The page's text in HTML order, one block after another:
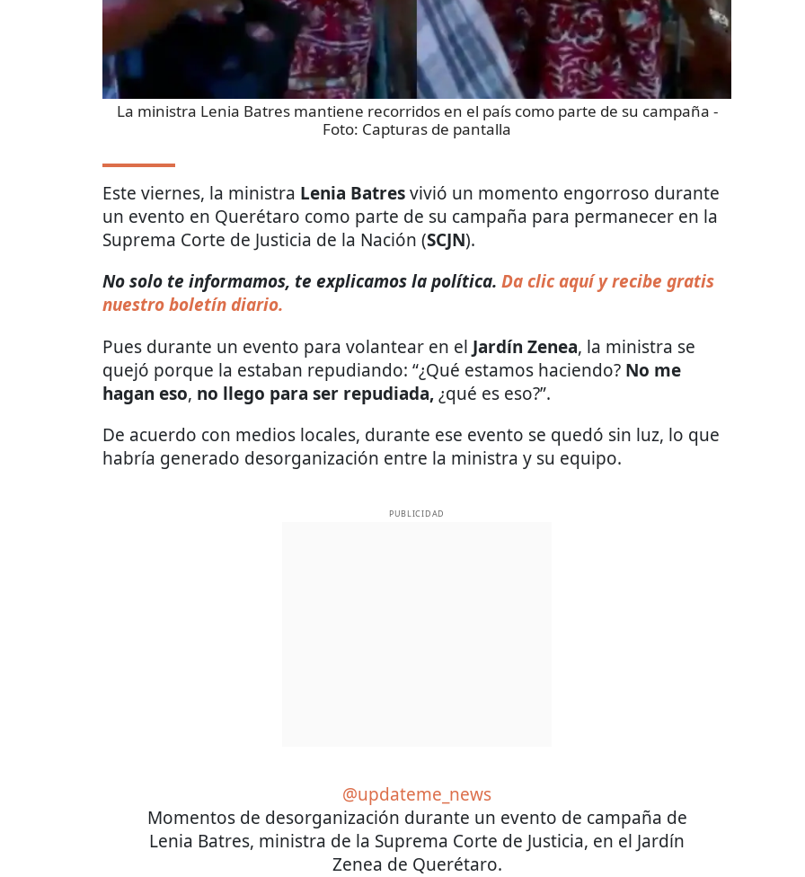
La ministra Lenia Batres mantiene recorridos en el país como parte de su campaña -
Foto: Capturas de pantalla
Este viernes, la ministra Lenia Batresvivió un momento engorroso durante
un evento en Querétaro como parte de su campaña para permanecer en la
Suprema Corte de Justicia de la Nación (SCJN).
No solo te informamos, te explicamos la política. Da clic aquí y recibe gratis
nuestro boletín diario.
Pues durante un evento para volantear en el Jardín Zenea, la ministra se
quejó porque la estaban repudiando: “¿Qué estamos haciendo? No me
hagan eso, no llego para ser repudiada,¿qué es eso?”.
De acuerdo con medios locales, durante ese evento se quedó sin luz, lo que
habría generado desorganización entre la ministra y su equipo.
PUBLICIDAD
@updateme_news
Momentos de desorganización durante un evento de campaña de
Lenia Batres, ministra de la Suprema Corte de Justicia, en el Jardín
Zenea de Querétaro.